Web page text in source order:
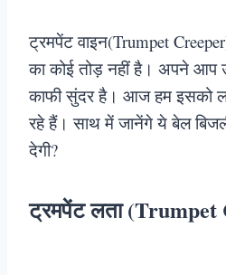
ट्रमपेंट वाइन(Trumpet
का कोई तोड़ नहीं है। अपने आप
काफी सुंदर है। आज हम इसको
रहे हैं। साथ में जानेंगे ये बेल
देगी?
ट्रमपेंट लता (Trumpet